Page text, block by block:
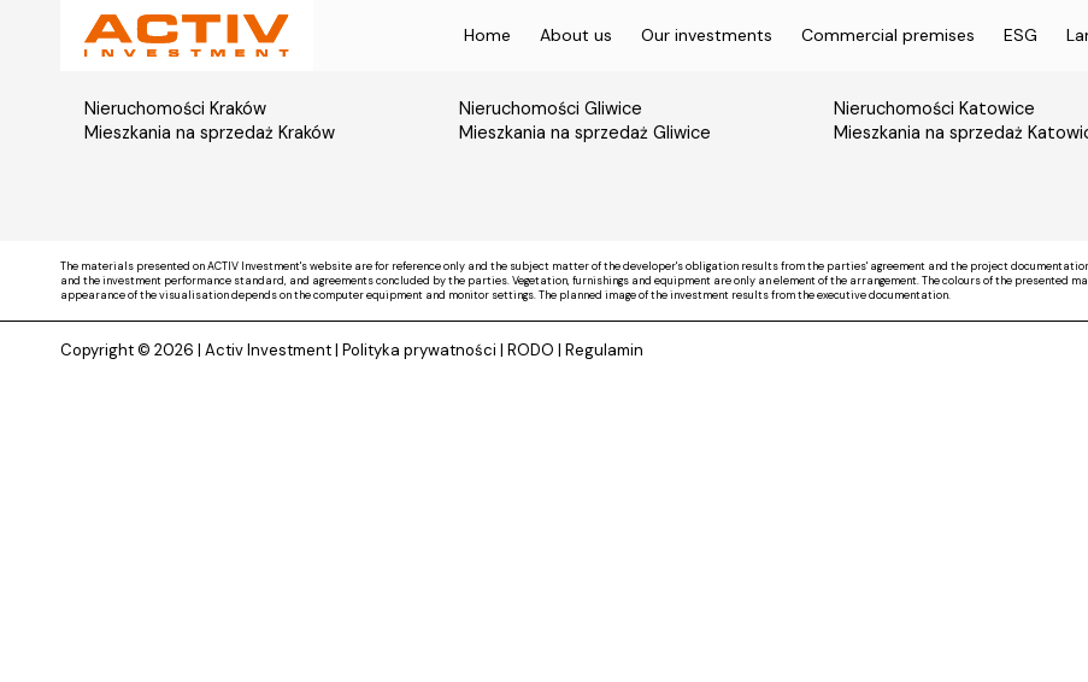
Home About us Our investments Commercial premises ESG
Nieruchomości Kraków
Mieszkania na sprzedaż Kraków
Nieruchomości Gliwice
Mieszkania na sprzedaż Gliwice
Nieruchomości Katowice
Mieszkania na sprzedaż
The materials presented on ACTIV Investment's website are for reference only and the subject matter of the developer's obligation results from the parties' agreement and the project
and the investment performance standard, and agreements concluded by the parties. Vegetation, furnishings and equipment are only an element of the arrangement. The colours of the presented
appearance of the visualisation depends on the computer equipment and monitor settings. The planned image of the investment results from the executive documentation.
Copyright © 2026 | Activ Investment| Polityka prywatności | RODO | Regulamin